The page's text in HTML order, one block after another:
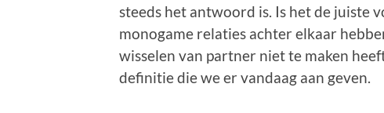
steeds het antwoord is. Is het de juiste
monogame relaties achter elkaar
wisselen van partner niet te maken
definitie die we er vandaag aan geven.